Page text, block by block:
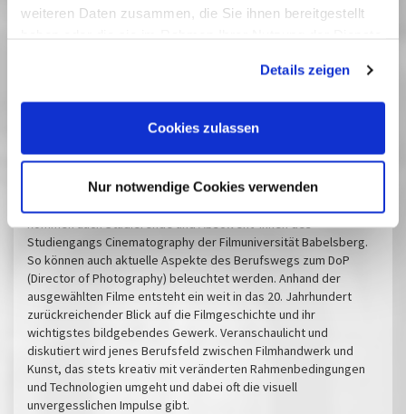
weiteren Daten zusammen, die Sie ihnen bereitgestellt
Cookies, wenn Sie unsere Webseite weiterhin nutzen.
Details zeigen
Cookies zulassen
Nur notwendige Cookies verwenden
Kameraleute der DEFA und ihre
Bildideen
Angeregt durch Peter Badel und Hans Hattop, Kameramänner
und langjährige Professoren an der Filmuniversität Babelsberg
Spielfilme, um herausragende Kameraleute und ihre
kommen auch Studierende und Absolvent*innen des
Studiengangs Cinematography der Filmuniversität Babelsberg.
So können auch aktuelle Aspekte des Berufswegs zum DoP
(Director of Photography) beleuchtet werden. Anhand der
ausgewählten Filme entsteht ein weit in das 20. Jahrhundert
zurückreichender Blick auf die Filmgeschichte und ihr
wichtigstes bildgebendes Gewerk. Veranschaulicht und
diskutiert wird jenes Berufsfeld zwischen Filmhandwerk und
Kunst, das stets kreativ mit veränderten Rahmenbedingungen
und Technologien umgeht und dabei oft die visuell
unvergesslichen Impulse gibt.